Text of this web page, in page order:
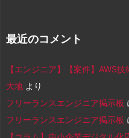
最近のコメント
【エンジニア】【案件】AWS
大地 より
フリーランスエンジニア掲示板
フリーランスエンジニア掲示板